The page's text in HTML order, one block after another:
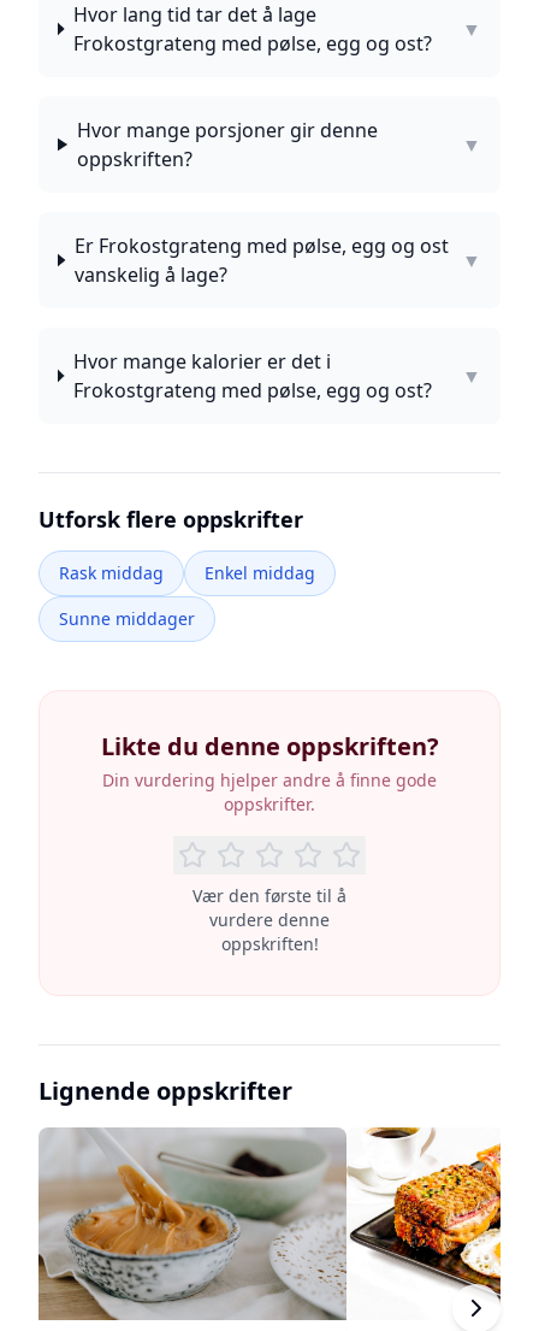
Hvor lang tid tar det å lage
Frokostgrateng med pølse, egg og ost?
▼
Hvor mange porsjoner gir denne
oppskriften?
▼
Er Frokostgrateng med pølse, egg og ost
vanskelig å lage?
▼
Hvor mange kalorier er det i
Frokostgrateng med pølse, egg og ost?
▼
Utforsk flere oppskrifter
Rask middag
Enkel middag
Sunne middager
Likte du denne oppskriften?
Din vurdering hjelper andre å finne gode
oppskrifter.
Vær den første til å
vurdere denne
oppskriften!
Lignende oppskrifter